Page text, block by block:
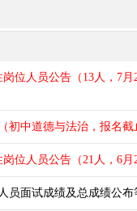
位人员公告（13人，7月
中道德与法治，报名截
位人员公告（21人，6月
员面试成绩及总成绩公